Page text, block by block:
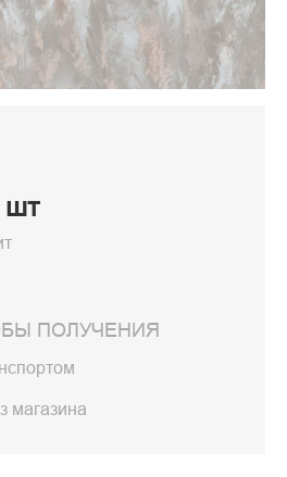
шт
ПОЛУЧЕНИЯ
магазина